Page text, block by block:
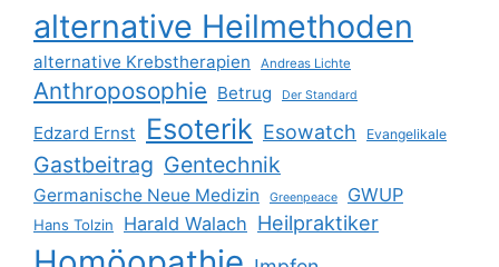
alternative Heilmethoden
alternative Krebstherapien Andreas Lichte
Anthroposophie Betrug Der Standard
Edzard Ernst Esoterik Esowatch Evangelikale
Gastbeitrag Gentechnik
Germanische Neue Medizin Greenpeace GWUP
Hans Tolzin Harald Walach Heilpraktiker